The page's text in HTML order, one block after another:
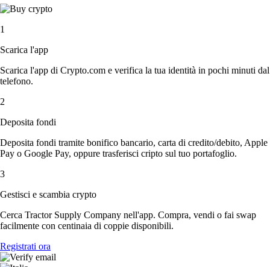
1
Scarica l'app
Scarica l'app di Crypto.com e verifica la tua identità in pochi minuti dal
telefono.
2
Deposita fondi
Deposita fondi tramite bonifico bancario, carta di credito/debito, Apple
Pay o Google Pay, oppure trasferisci cripto sul tuo portafoglio.
3
Gestisci e scambia crypto
Cerca Tractor Supply Company nell'app. Compra, vendi o fai swap
facilmente con centinaia di coppie disponibili.
Registrati ora